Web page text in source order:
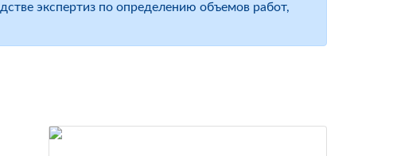
экспертиз по определению объемов работ,